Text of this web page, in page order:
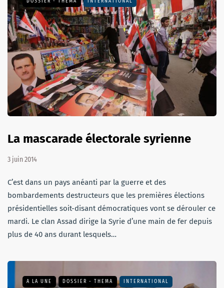
La mascarade électorale syrienne
3 juin 2014
C’est dans un pays anéanti par la guerre et des
bombardements destructeurs que les premières élections
présidentielles soit-disant démocratiques vont se dérouler ce
mardi. Le clan Assad dirige la Syrie d’une main de fer depuis
plus de 40 ans durant lesquels…
A LA UNE DOSSIER - THEMA INTERNATIONAL